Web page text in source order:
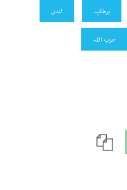
برطانیہ لندن
حزب اللہ